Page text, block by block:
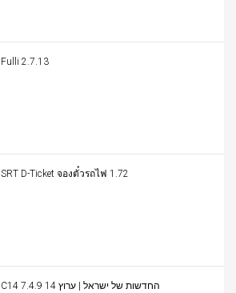
Fulli 2.7.13
SRT D-Ticket จองตั๋วรถไฟ 1.72
C14 החדשות של ישראל | ערוץ 14 7.4.9